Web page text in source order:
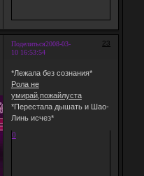
Поделиться 23
2008-03-
10 16:53:54
*Лежала без сознания*
Рола не
умирай,пожайлуста
*Перестала дышать и Шао-
Линь исчез*
0